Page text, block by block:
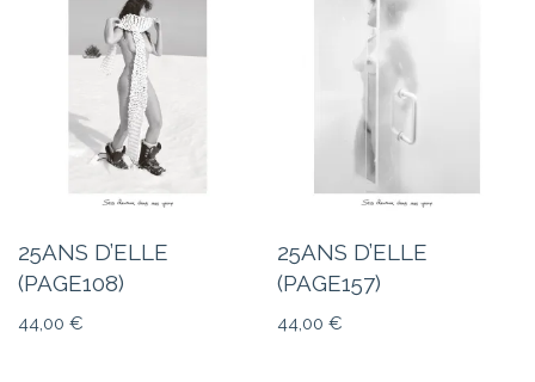
25ANS D’ELLE
(PAGE108)
44,00 €
25ANS D’ELLE
(PAGE157)
44,00€